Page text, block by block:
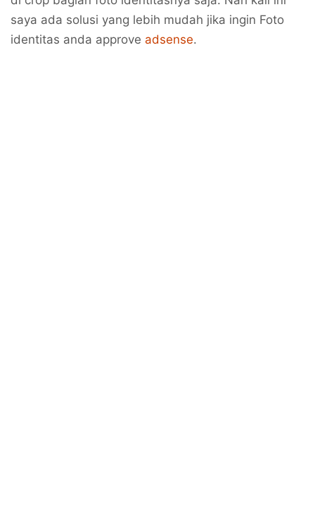
saya ada solusi yang lebih mudah jika ingin Foto
identitas anda approve adsense.